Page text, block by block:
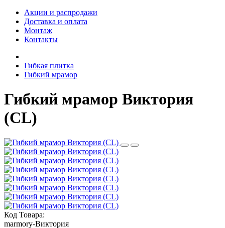
Акции и распродажи
Доставка и оплата
Монтаж
Контакты
Гибкая плитка
Гибкий мрамор
Гибкий мрамор Виктория
(CL)
Код Товара:
marmory-Виктория